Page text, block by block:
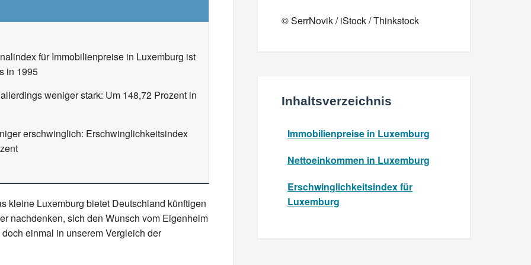
für Immobilienpreise in Luxemburg ist
in 1995
weniger stark: Um 148,72 Prozent in
erschwinglich: Erschwinglichkeitsindex
kleine Luxemburg bietet Deutschland künftigen
nachdenken, sich den Wunsch vom Eigenheim
einmal in unserem Vergleich der
© SerrNovik / iStock / Thinkstock
Inhaltsverzeichnis
Immobilienpreise in Luxemburg
Nettoeinkommen in Luxemburg
Erschwinglichkeitsindex für
Luxemburg